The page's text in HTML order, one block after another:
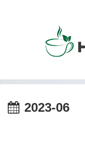
2023-06